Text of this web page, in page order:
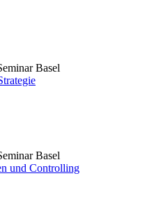
Basel
Basel
und Controlling